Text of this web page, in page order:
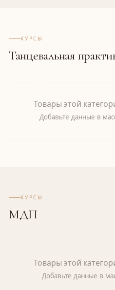
КУРСЫ
Танцевальная
Товары этой
Добавьте данные в
КУРСЫ
МДП
Товары этой
Добавьте данные в